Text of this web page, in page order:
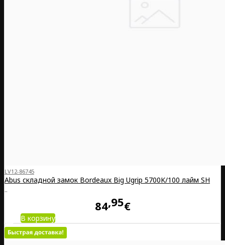
LV12-86745
Abus складной замок Bordeaux Big Ugrip 5700K/100 лайм SH
..
84 95€
В корзину